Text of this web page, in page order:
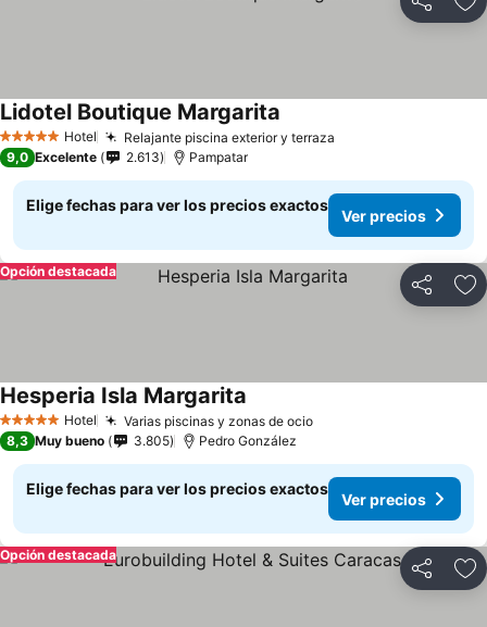
Compartir
5 Estrellas Hotel Relajante piscina exterior y terraza
Lidotel Boutique Margarita
9,0 Excelente 2.613 Pampatar
Elige fechas para ver los precios exactos
Ver precios
Compartir
Opción destacada
5 Estrellas Hotel Varias piscinas y zonas de ocio
Hesperia Isla Margarita
8,3 Muy bueno 3.805 Pedro González
Elige fechas para ver los precios exactos
Ver precios
Compartir
Opción destacada